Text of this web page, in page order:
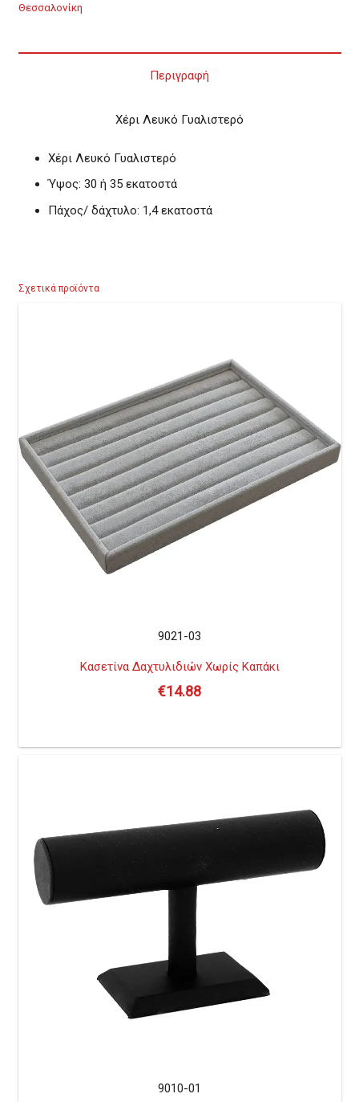
Θεσσαλονίκη
Περιγραφή
Χέρι Λευκό Γυαλιστερό
Χέρι Λευκό Γυαλιστερό
Ύψος: 30 ή 35 εκατοστά
Πάχος/ δάχτυλο: 1,4 εκατοστά
Σχετικά προϊόντα
9021-03
Κασετίνα Δαχτυλιδιών Χωρίς Καπάκι
€14.88
9010-01